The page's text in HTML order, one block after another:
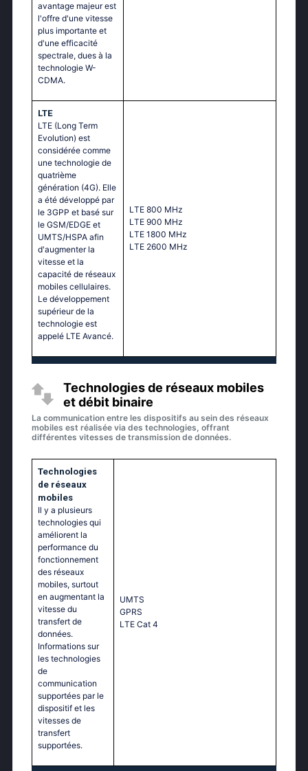
avantage majeur est
l'offre d'une vitesse
plus importante et
d'une efficacité
spectrale, dues à la
technologie W-
CDMA.
LTE
LTE (Long Term
Evolution) est
considérée comme
une technologie de
quatrième
génération (4G). Elle
a été développé par
le 3GPP et basé sur
le GSM/EDGE et
UMTS/HSPA afin
d'augmenter la
vitesse et la
capacité de réseaux
mobiles cellulaires.
Le développement
supérieur de la
technologie est
appelé LTE Avancé.
LТЕ 800 МНz
LТЕ 900 МНz
LТЕ 1800 МНz
LТЕ 2600 МНz
Technologies de réseaux mobiles
et débit binaire
La communication entre les dispositifs au sein des réseaux
mobiles est réalisée via des technologies, offrant
différentes vitesses de transmission de données.
Technologies
de réseaux
mobiles
Il y a plusieurs
technologies qui
améliorent la
performance du
fonctionnement
des réseaux
mobiles, surtout
en augmentant la
vitesse du
transfert de
données.
Informations sur
les technologies
de
communication
supportées par le
dispositif et les
vitesses de
transfert
supportées.
UМТS
GРRS
LТЕ Саt 4